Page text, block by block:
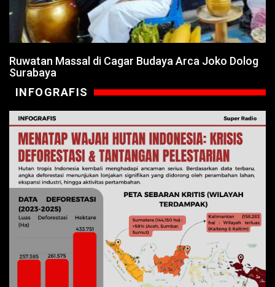
Ruwatan Massal di Cagar Budaya Arca Joko Dolog
Surabaya
INFOGRAFIS